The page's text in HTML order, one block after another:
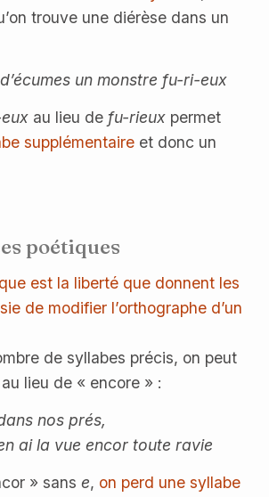
trouve une diérèse dans un
un monstre fu-ri-eux
au lieu de fu-rieux permet
supplémentaire et donc un
poétiques
est la liberté que donnent les
de modifier l’orthographe d’un
de syllabes précis, on peut
lieu de « encore » :
nos prés,
ai la vue encor toute ravie
» sans e, on perd une syllabe